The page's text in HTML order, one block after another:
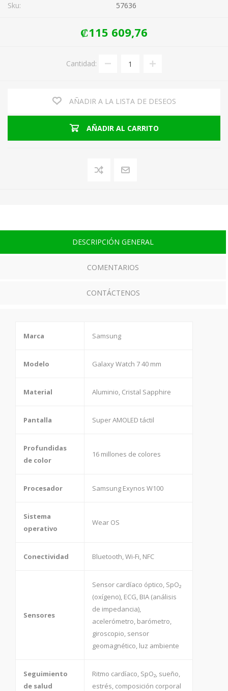
Sku: 57636
₡115 609,76
Cantidad:
AÑADIR A LA LISTA DE DESEOS
AÑADIR AL CARRITO
DESCRIPCIÓN GENERAL
COMENTARIOS
CONTÁCTENOS
Marca Samsung
Modelo Galaxy Watch 7 40 mm
Material Aluminio, Cristal Sapphire
Pantalla Super AMOLED táctil
Profundidas
de color
16 millones de colores
Procesador Samsung Exynos W100
Sistema
operativo
Wear OS
Conectividad Bluetooth, Wi-Fi, NFC
Sensores
Sensor cardíaco óptico, SpO₂
(oxígeno), ECG, BIA (análisis
de impedancia),
acelerómetro, barómetro,
giroscopio, sensor
geomagnético, luz ambiente
Seguimiento
de salud
Ritmo cardíaco, SpO₂, sueño,
estrés, composición corporal